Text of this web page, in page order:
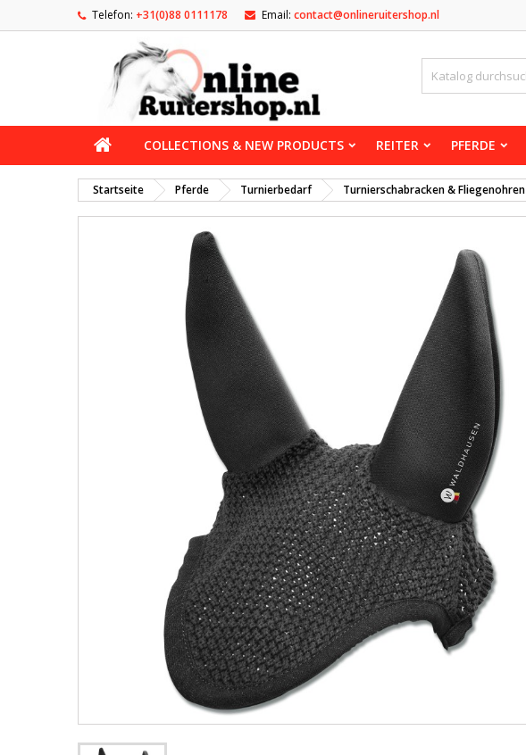
Telefon: +31(0)88 0111178 Email: contact@onlineruitershop.nl
COLLECTIONS & NEW PRODUCTS REITER PFERDE
Startseite Pferde Turnierbedarf Turnierschabracken & Fliegenohren